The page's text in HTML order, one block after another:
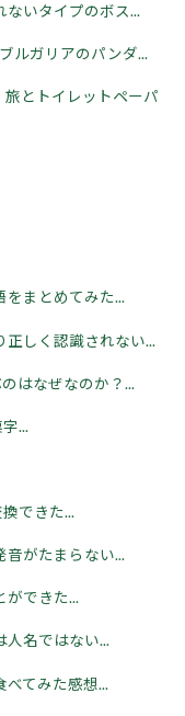
いタイプのボス...
ルガリアのパンダ...
とトイレットペーパ
をまとめてみた...
しく認識されない...
はなぜなのか？...
...
できた...
音がたまらない...
ができた...
人名ではない...
てみた感想...